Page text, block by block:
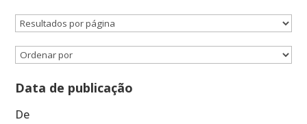
Data de publicação
De